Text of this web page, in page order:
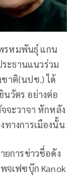
รหมพันธุ์ แกน
ะธานแนวร่วม
าติ(นปช.) ได้
วัตร อย่างต่อ
จะวาจา หักหลัง
ทางการเมืองนั้น
ยการข่าวชื่อดัง
จเฟซบุ๊ก Kanok